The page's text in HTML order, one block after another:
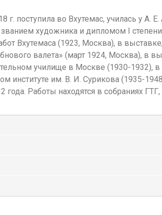
поступила во Вхутемас, училась у А. Е.
художника и дипломом I
Вхутемаса (1923, Москва), в
валета» (март 1924, Москва), в
училище в Москве (1930-1932),
институте им. В. И. Сурикова (1935-
Работы находятся в собраниях ГТГ,